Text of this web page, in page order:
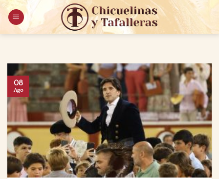
Saltar
contenido
08
Ago